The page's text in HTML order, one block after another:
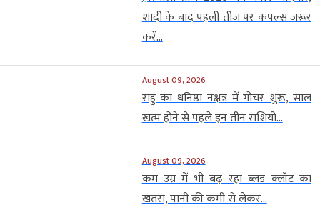
शादी के बाद पहली तीज पर कपल्स जरूर
करें...
August 09, 2026
राहु का धनिष्ठा नक्षत्र में गोचर शुरू, साल
खत्म होने से पहले इन तीन राशियों...
August 09, 2026
कम उम्र में भी बढ़ रहा ब्लड क्लॉट का
खतरा, पानी की कमी से लेकर...